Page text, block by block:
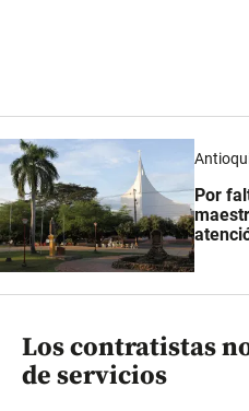
Por
Los contratistas
de servicios